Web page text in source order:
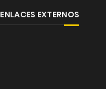
ENLACES EXTERNOS